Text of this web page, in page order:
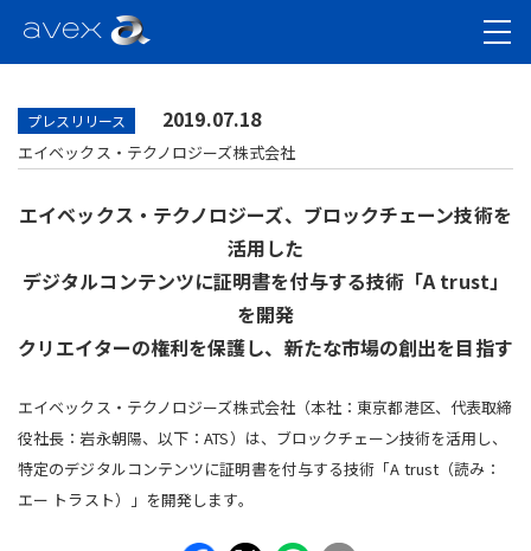
プレスリリース 2019.07.18
エイベックス・テクノロジーズ株式会社
エイベックス・テクノロジーズ、ブロックチェーン技術を
活用した
デジタルコンテンツに証明書を付与する技術「A trust」
を開発
クリエイターの権利を保護し、新たな市場の創出を目指す
エイベックス・テクノロジーズ株式会社（本社：東京都港区、代表取締
役社長：岩永朝陽、以下：ATS）は、ブロックチェーン技術を活用し、
特定のデジタルコンテンツに証明書を付与する技術「A trust（読み：
エー トラスト）」を開発します。